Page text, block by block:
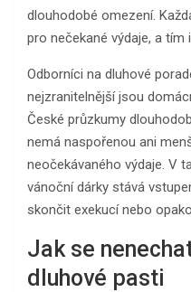
dlouhodobé omezení.
pro nečekané výdaje, a
Odborníci na dluhové
nejzranitelnější jsou
České průzkumy
nemá naspořenou ani
neočekávaného výdaje. V
vánoční dárky stává
skončit exekucí nebo
Jak se
dluhové pasti